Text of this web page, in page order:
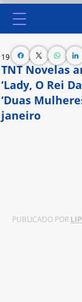
TNT Novelas
‘Lady, O Rei
‘Duas
janeiro
19 de dez. de 2024 2
PUBLICADO POR